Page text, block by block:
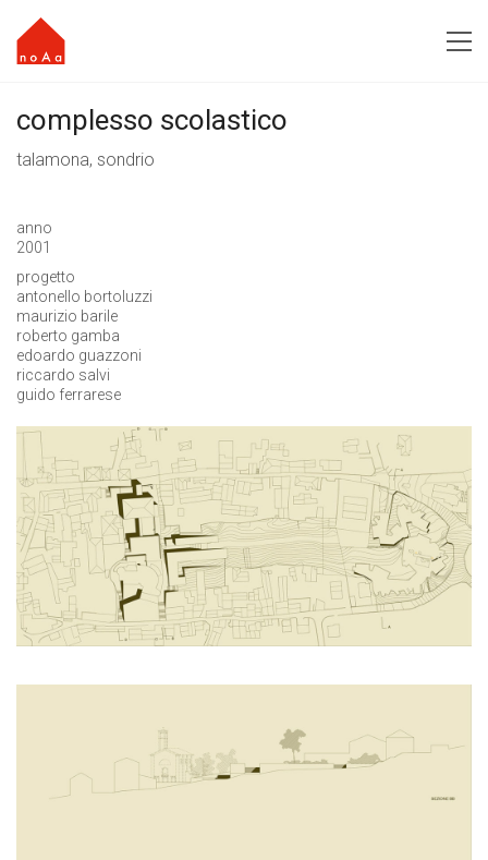
complesso scolastico
talamona, sondrio
anno
2001
progetto
antonello bortoluzzi
maurizio barile
roberto gamba
edoardo guazzoni
riccardo salvi
guido ferrarese